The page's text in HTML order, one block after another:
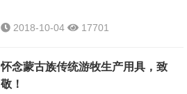
2018-10-04 17701
怀念蒙古族传统游牧生产用具，致
敬！